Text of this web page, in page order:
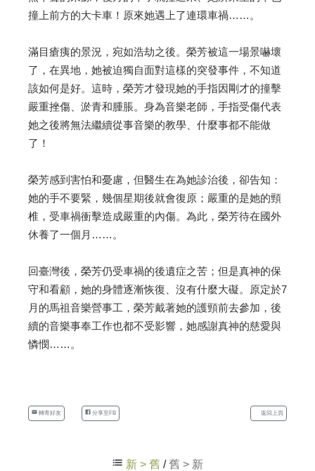
撞上前方的大卡車！原來她遇上了連環車禍……。
滿目瘡痍的景況，宛如浩劫之後。榮芳被這一場景嚇壞
了，在異地，她被迫獨自面對這樣的突發事件，不知道
該如何是好。這時，榮芳才發現她的手指因剛才的撞擊
嚴重挫傷、淤青和腫脹。身為音樂老師，手指受傷代表
她之後將無法繼續從事音樂的教學、什麼事都不能做
了！
榮芳感到害怕和憂慮，但醫生在為她診治後，卻告知：
她的手不要緊，幾個星期後就會復原；嚴重的是她的頸
椎，受車禍衝擊造成嚴重的內傷。為此，榮芳待在國外
休養了一個月……。
回臺灣後，榮芳仍受車禍的後遺症之苦；但是真神的保
守和看顧，她的身體逐漸恢復、沒有什麼大礙。原定於7
月的馬祖音樂營事工，榮芳戴著她的護頸前去參加，後
續的音樂事奉工作也都不受影響，她感謝真神的慈愛與
憐憫……。
轉寄好友 分享至FB 返回上頁
新 > 舊 /舊 > 新